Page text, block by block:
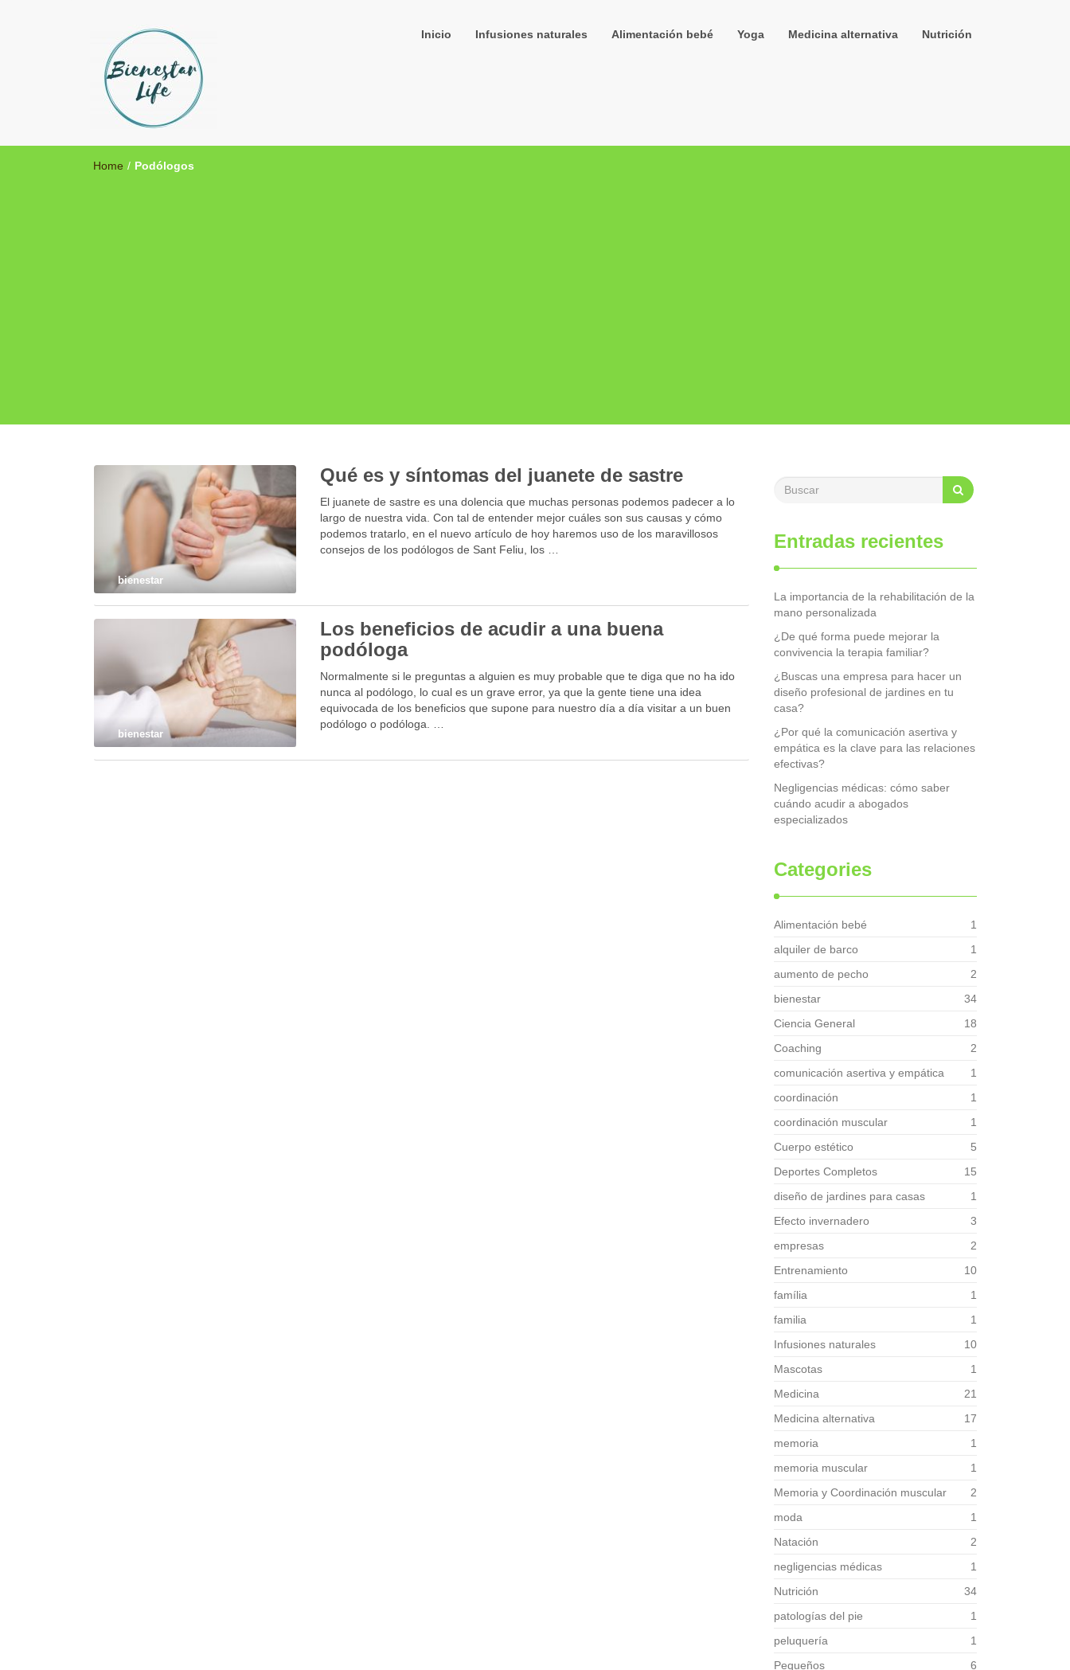
Inicio Infusiones naturales Alimentación bebé Yoga Medicina alternativa Nutrición
Home / Podólogos
bienestar
Qué es y síntomas del juanete de sastre
El juanete de sastre es una dolencia que muchas personas podemos padecer a lo
largo de nuestra vida. Con tal de entender mejor cuáles son sus causas y cómo
podemos tratarlo, en el nuevo artículo de hoy haremos uso de los maravillosos
consejos de los podólogos de Sant Feliu, los …
bienestar
Los beneficios de acudir a una buena
podóloga
Normalmente si le preguntas a alguien es muy probable que te diga que no ha ido
nunca al podólogo, lo cual es un grave error, ya que la gente tiene una idea
equivocada de los beneficios que supone para nuestro día a día visitar a un buen
podólogo o podóloga. …
Entradas recientes
La importancia de la rehabilitación de la
mano personalizada
¿De qué forma puede mejorar la
convivencia la terapia familiar?
¿Buscas una empresa para hacer un
diseño profesional de jardines en tu
casa?
¿Por qué la comunicación asertiva y
empática es la clave para las relaciones
efectivas?
Negligencias médicas: cómo saber
cuándo acudir a abogados
especializados
Categories
Alimentación bebé
1
alquiler de barco
1
aumento de pecho
2
bienestar
34
Ciencia General
18
Coaching
2
comunicación asertiva y empática
1
coordinación
1
coordinación muscular
1
Cuerpo estético
5
Deportes Completos
15
diseño de jardines para casas
1
Efecto invernadero
3
empresas
2
Entrenamiento
10
família
1
familia
1
Infusiones naturales
10
Mascotas
1
Medicina
21
Medicina alternativa
17
memoria
1
memoria muscular
1
Memoria y Coordinación muscular
2
moda
1
Natación
2
negligencias médicas
1
Nutrición
34
patologías del pie
1
peluquería
1
Pequeños
6